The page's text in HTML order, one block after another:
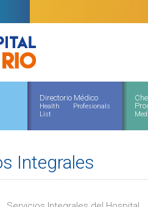
Directorio Médico
Health Profesionals
List
Integrales